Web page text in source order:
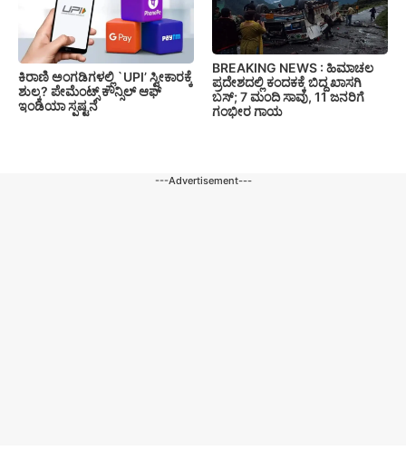
ಕಿರಾಣಿ ಅಂಗಡಿಗಳಲ್ಲಿ `UPI’ ಸ್ವೀಕಾರಕ್ಕೆ
ಶುಲ್ಕ? ಪೇಮೆಂಟ್ಸ್ ಕೌನ್ಸಿಲ್ ಆಫ್
ಇಂಡಿಯಾ ಸ್ಪಷ್ಟನೆ
BREAKING NEWS : ಹಿಮಾಚಲ
ಪ್ರದೇಶದಲ್ಲಿ ಕಂದಕಕ್ಕೆ ಬಿದ್ದ ಖಾಸಗಿ
ಬಸ್; 7 ಮಂದಿ ಸಾವು, 11 ಜನರಿಗೆ
ಗಂಭೀರ ಗಾಯ
---Advertisement---